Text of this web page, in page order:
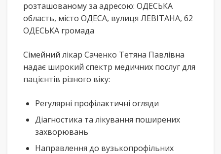
розташованому за адресою: ОДЕСЬКА
область, місто ОДЕСА, вулиця ЛЕВІТАНА, 62
ОДЕСЬКА громада
Сімейний лікар Саченко Тетяна Павлівна
надає широкий спектр медичних послуг для
пацієнтів різного віку:
Регулярні профілактичні огляди
Діагностика та лікування поширених
захворювань
Направлення до вузькопрофільних